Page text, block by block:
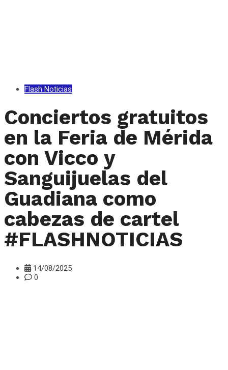
Flash Noticias
Conciertos gratuitos
en la Feria de Mérida
con Vicco y
Sanguijuelas del
Guadiana como
cabezas de cartel
#FLASHNOTICIAS
14/08/2025
0